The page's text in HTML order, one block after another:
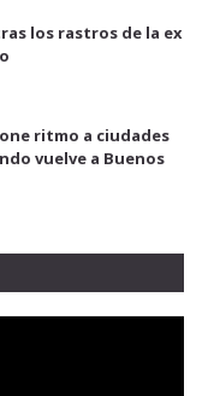
los rastros de la ex
ritmo a ciudades
vuelve a Buenos